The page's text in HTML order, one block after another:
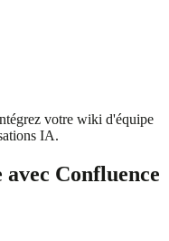
votre wiki d'équipe
IA.
avec Confluence